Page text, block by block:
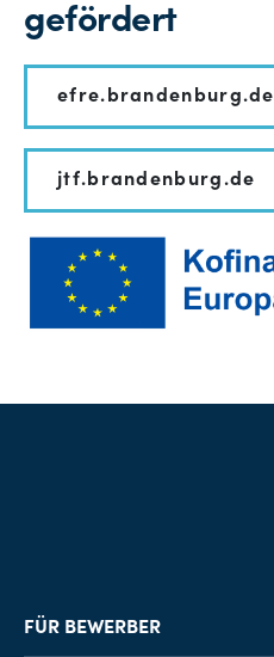
gefördert
efre.brandenburg.de
jtf.brandenburg.de
FÜR BEWERBER